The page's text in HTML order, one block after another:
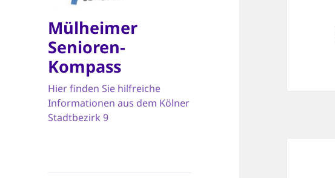
Mülheimer
Senioren-
Kompass
Hier finden Sie hilfreiche
Informationen aus dem Kölner
Stadtbezirk 9